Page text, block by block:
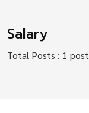
Salary
Total Posts : 1 post